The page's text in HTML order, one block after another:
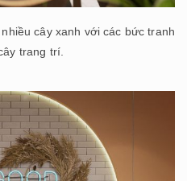
cây xanh với các bức tranh
trang trí.